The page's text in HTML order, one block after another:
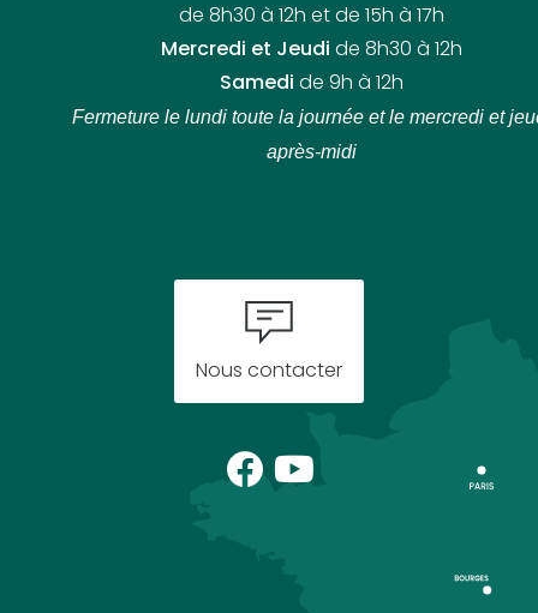
de 8h30 à 12h et de 15h à 17h
Mercredi et Jeudi de 8h30 à 12h
Samedi de 9h à 12h
Fermeture le lundi toute la journée et le mercredi et
après-midi
Nous contacter